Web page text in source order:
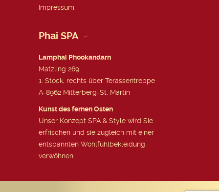
Impressum
Phai SPA
Lamphai Phookandarn
Matzling 269
1. Stock, rechts über Terassentreppe
A-8962 Mitterberg-St. Martin
Kunst des fernen Osten
Unser Konzept SPA & Style wird Sie
erfrischen und sie zugleich mit einer
entspannten Wohlfühlbekleidung
verwöhnen.